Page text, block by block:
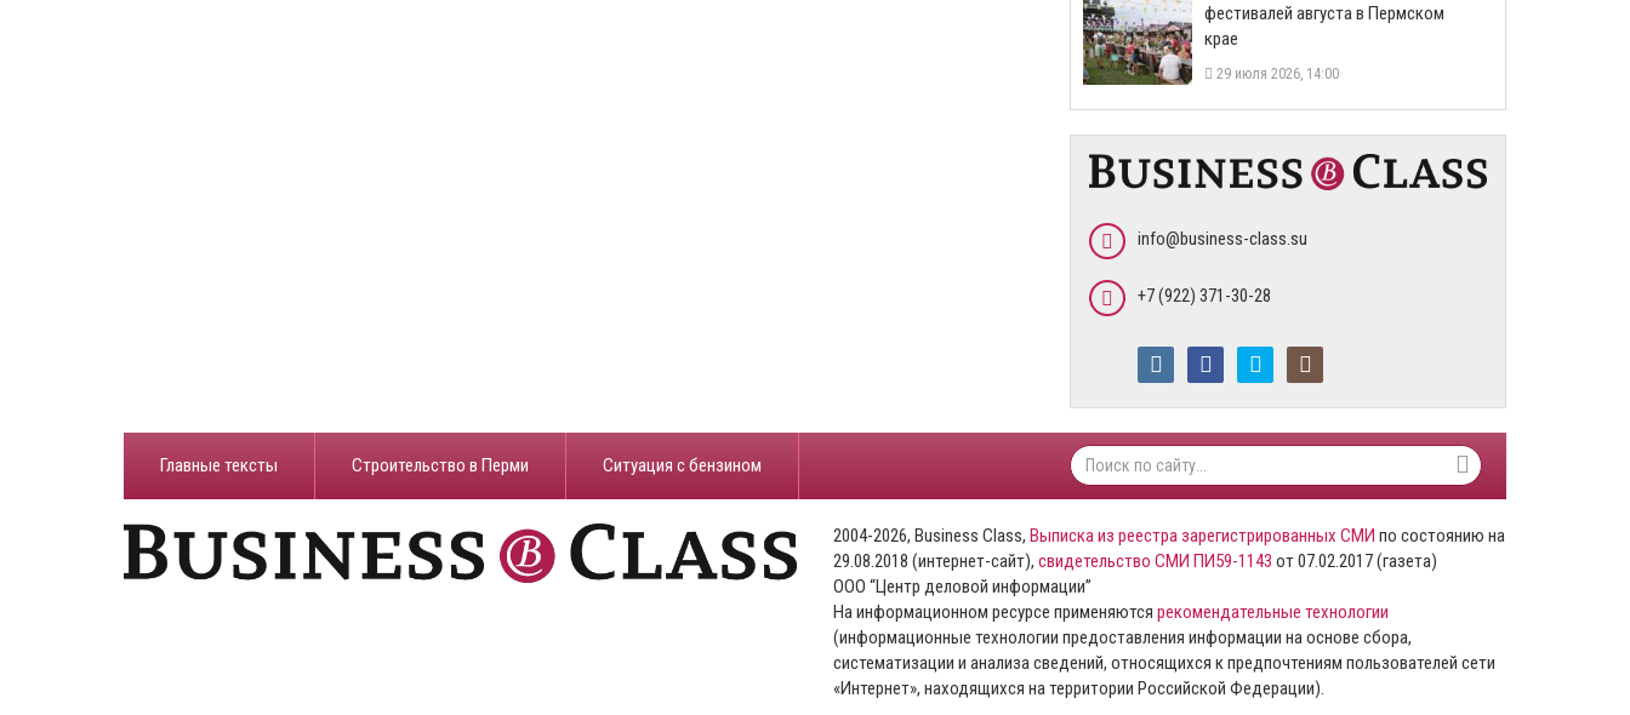
фестивалей августа в Пермском
крае
29 июля 2026, 14:00
info@business-class.su
+7 (922) 371-30-28
Главные тексты Строительство в Перми ​Ситуация с бензином
2004-2026, Business Class, Выписка из реестра зарегистрированных СМИ по состоянию на
29.08.2018 (интернет-сайт), свидетельство СМИ ПИ59-1143 от 07.02.2017 (газета)
ООО “Центр деловой информации”
На информационном ресурсе применяются рекомендательные технологии
(информационные технологии предоставления информации на основе сбора,
систематизации и анализа сведений, относящихся к предпочтениям пользователей сети
«Интернет», находящихся на территории Российской Федерации).